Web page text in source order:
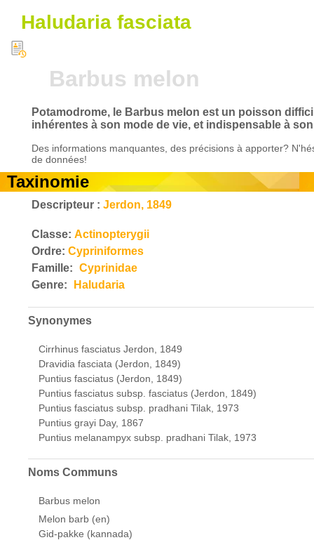
Haludaria fasciata
Barbus melon
Potamodrome, le Barbus melon est un poisson
inhérentes à son mode de vie, et indispensable à
Des informations manquantes, des précisions à apporter?
de données!
Taxinomie
Descripteur : Jerdon, 1849
Classe: Actinopterygii
Ordre: Cypriniformes
Famille: Cyprinidae
Genre:
Haludaria
Synonymes
Cirrhinus fasciatus Jerdon, 1849
Dravidia fasciata (Jerdon, 1849)
Puntius fasciatus (Jerdon, 1849)
Puntius fasciatus subsp. fasciatus (Jerdon, 1849)
Puntius fasciatus subsp. pradhani Tilak, 1973
Puntius grayi Day, 1867
Puntius melanampyx subsp. pradhani Tilak, 1973
Noms Communs
Barbus melon
Melon barb (en)
Gid-pakke (kannada)